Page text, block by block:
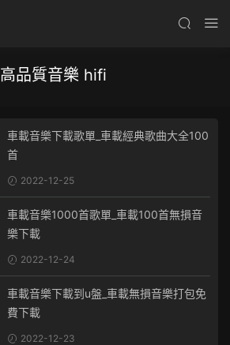
高品質音樂 hifi
車載音樂下載歌單_車載經典歌曲大全100
首
2022-12-25
車載音樂1000首歌單_車載100首無損音
樂下載
2022-12-24
車載音樂下載到u盤_車載無損音樂打包免
費下載
2022-12-23